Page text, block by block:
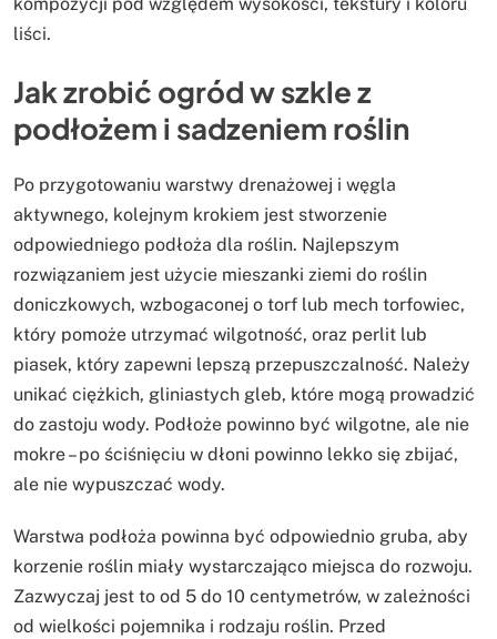
kompozycji pod względem wysokości, tekstury i koloru
liści.
Jak zrobić ogród w szkle z
podłożem i sadzeniem roślin
Po przygotowaniu warstwy drenażowej i węgla
aktywnego, kolejnym krokiem jest stworzenie
odpowiedniego podłoża dla roślin. Najlepszym
rozwiązaniem jest użycie mieszanki ziemi do roślin
doniczkowych, wzbogaconej o torf lub mech torfowiec,
który pomoże utrzymać wilgotność, oraz perlit lub
piasek, który zapewni lepszą przepuszczalność. Należy
unikać ciężkich, gliniastych gleb, które mogą prowadzić
do zastoju wody. Podłoże powinno być wilgotne, ale nie
mokre – po ściśnięciu w dłoni powinno lekko się zbijać,
ale nie wypuszczać wody.
Warstwa podłoża powinna być odpowiednio gruba, aby
korzenie roślin miały wystarczająco miejsca do rozwoju.
Zazwyczaj jest to od 5 do 10 centymetrów, w zależności
od wielkości pojemnika i rodzaju roślin. Przed